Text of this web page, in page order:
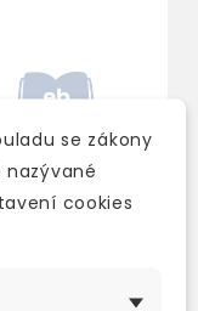
se zákony
cookies